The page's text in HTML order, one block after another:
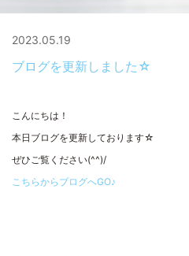
2023.05.19
ブログを更新しました☆
こんにちは！
本日ブログを更新しております☆
ぜひご覧ください(^^)/
こちらからブログへGO♪